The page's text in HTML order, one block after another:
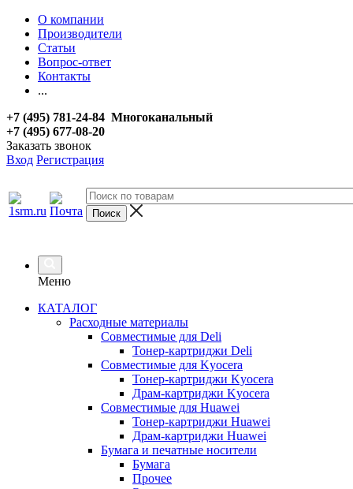
О компании
Производители
Статьи
Вопрос-ответ
Контакты
...
+7 (495) 781-24-84 Многоканальный
+7 (495) 677-08-20
Заказать звонок
Вход Регистрация
Меню
КАТАЛОГ
Расходные материалы
Совместимые для Deli
Тонер-картриджи Deli
Совместимые для Kyocera
Тонер-картриджи Kyocera
Драм-картриджи Kyocera
Совместимые для Huawei
Тонер-картриджи Huawei
Драм-картриджи Huawei
Бумага и печатные носители
Бумага
Прочее